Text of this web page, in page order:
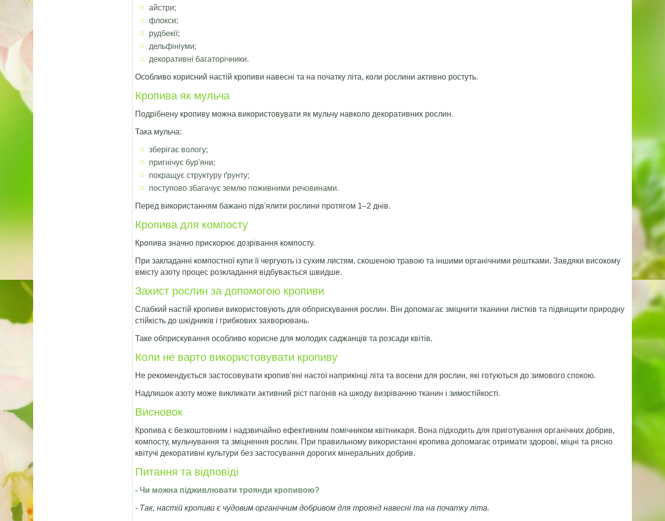
айстри;
флокси;
рудбекії;
дельфініуми;
декоративні багаторічники.
Особливо корисний настій кропиви навесні та на початку літа, коли рослини активно ростуть.
Кропива як мульча
Подрібнену кропиву можна використовувати як мульчу навколо декоративних рослин.
Така мульча:
зберігає вологу;
пригнічує бур'яни;
покращує структуру ґрунту;
поступово збагачує землю поживними речовинами.
Перед використанням бажано підв'ялити рослини протягом 1–2 днів.
Кропива для компосту
Кропива значно прискорює дозрівання компосту.
При закладанні компостної купи її чергують із сухим листям, скошеною травою та іншими органічними рештками. Завдяки високому
вмісту азоту процес розкладання відбувається швидше.
Захист рослин за допомогою кропиви
Слабкий настій кропиви використовують для обприскування рослин. Він допомагає зміцнити тканини листків та підвищити природну
стійкість до шкідників і грибкових захворювань.
Таке обприскування особливо корисне для молодих саджанців та розсади квітів.
Коли не варто використовувати кропиву
Не рекомендується застосовувати кропив'яні настої наприкінці літа та восени для рослин, які готуються до зимового спокою.
Надлишок азоту може викликати активний ріст пагонів на шкоду визріванню тканин і зимостійкості.
Висновок
Кропива є безкоштовним і надзвичайно ефективним помічником квітникаря. Вона підходить для приготування органічних добрив,
компосту, мульчування та зміцнення рослин. При правильному використанні кропива допомагає отримати здорові, міцні та рясно
квітучі декоративні культури без застосування дорогих мінеральних добрив.
Питання та відповіді
- Чи можна підживлювати троянди кропивою?
- Так, настій кропиви є чудовим органічним добривом для троянд навесні та на початку літа.